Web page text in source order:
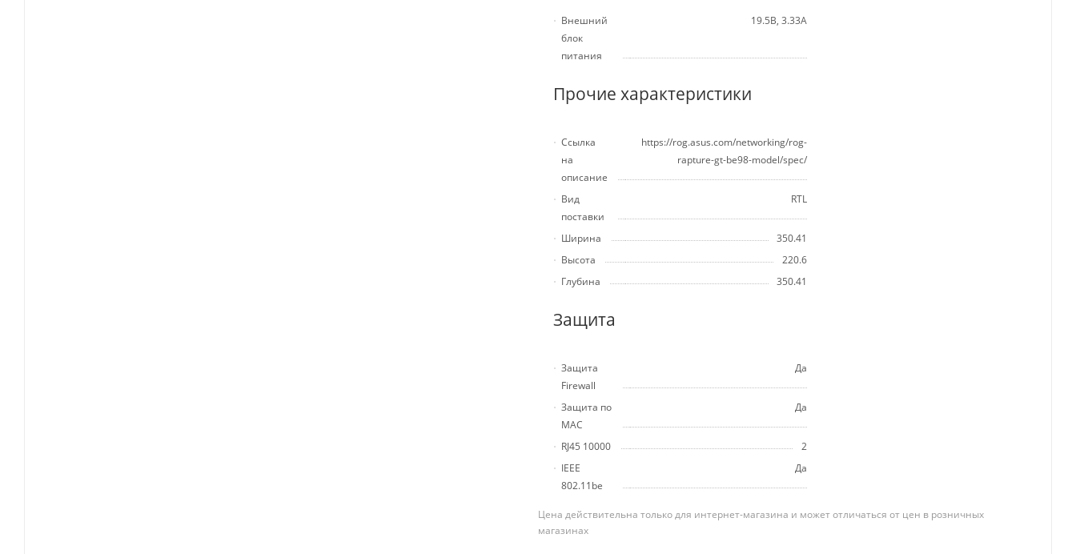
Внешний
блок
питания
19.5В, 3.33А
Прочие характеристики
Ссылка
на
описание
https://rog.asus.com/networking/rog-
rapture-gt-be98-model/spec/
Вид
поставки
RTL
Ширина
350.41
Высота
220.6
Глубина
350.41
Защита
Защита
Firewall
Да
Защита по
MAC
Да
RJ45 10000
2
IEEE
802.11be
Да
Цена действительна только для интернет-магазина и может отличаться от цен в розничных
магазинах